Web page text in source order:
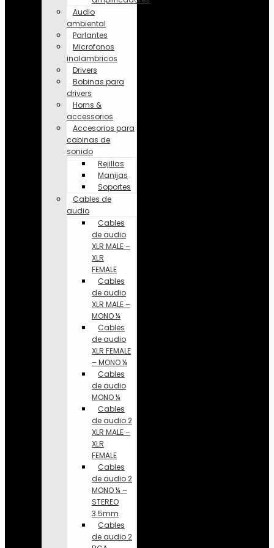
Audio
ambiental
Parlantes
Microfonos
inalambricos
Drivers
Bobinas para
drivers
Horns &
accessorios
Accesorios para
cabinas de
sonido
Rejillas
Manijas
Soportes
Cables de
audio
Cables
de audio
XLR MALE –
XLR
FEMALE
Cables
de audio
XLR MALE –
MONO ¼
Cables
de audio
XLR FEMALE
– MONO ¼
Cables
de audio
MONO ¼
Cables
de audio 2
XLR MALE –
XLR
FEMALE
Cables
de audio 2
MONO ¼ –
STEREO
3.5mm
Cables
de audio 2